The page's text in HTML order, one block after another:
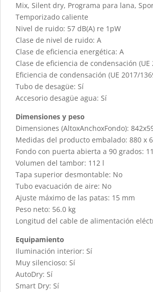
Mix, Silent dry, Programa para lana,
Temporizado caliente
Nivel de ruido: 57 dB(A) re 1pW
Clase de nivel de ruido: A
Clase de eficiencia energética: A
Clase de eficiencia de condensación (UE
Eficiencia de condensación (UE 2017/
Tubo de desagüe: Sí
Accesorio desagüe agua: Sí
Dimensiones y peso
Dimensiones (AltoxAnchoxFondo):
Medidas del producto embalado: 880 x
Fondo con puerta abierta a 90 grados:
Volumen del tambor: 112 l
Tapa superior desmontable: No
Tubo evacuación de aire: No
Ajuste máximo de las patas: 15 mm
Peso neto: 56.0 kg
Longitud del cable de alimentación
Equipamiento
Iluminación interior: Sí
Muy silencioso: Sí
AutoDry: Sí
Smart Dry: Sí